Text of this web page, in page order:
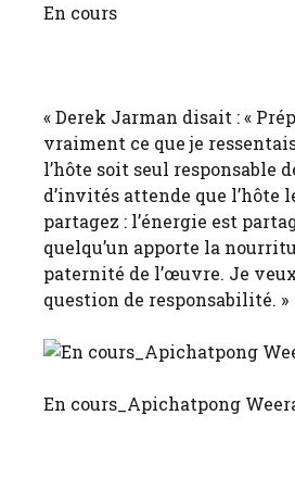
En cours
« Derek Jarman disait : «
vraiment ce que je
l’hôte soit seul responsable
d’invités attende que l’hôte
partagez : l’énergie est
quelqu’un apporte la
paternité de l’œuvre. Je
question de responsabilité. »
En cours_Apichatpong